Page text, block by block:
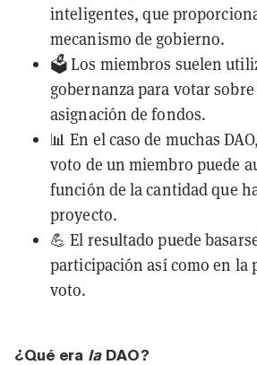
inteligentes, que
mecanismo de gobierno.
🗳️ Los miembros suelen
gobernanza para votar
asignación de fondos.
📊 En el caso de muchas
voto de un miembro puede
función de la cantidad que
proyecto.
💪 El resultado puede
participación así como en la
voto.
¿Qué era laDAO?